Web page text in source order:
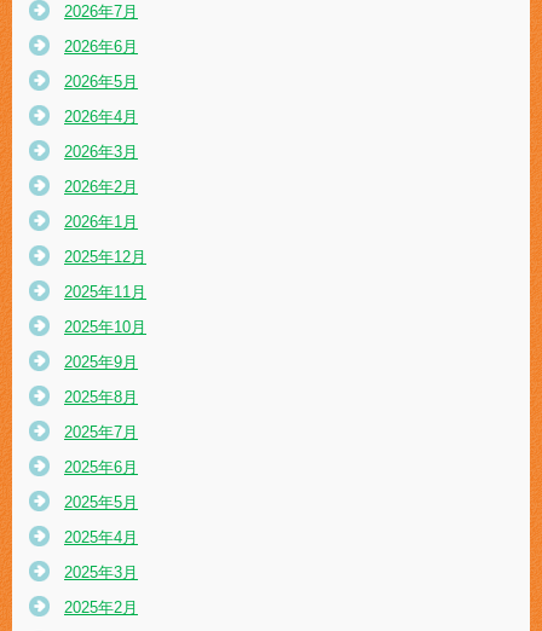
2026年7月
2026年6月
2026年5月
2026年4月
2026年3月
2026年2月
2026年1月
2025年12月
2025年11月
2025年10月
2025年9月
2025年8月
2025年7月
2025年6月
2025年5月
2025年4月
2025年3月
2025年2月